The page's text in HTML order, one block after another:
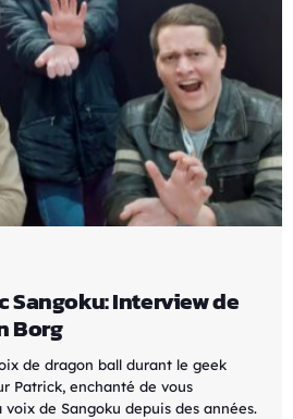
Sangoku: Interview de
Borg
de dragon ball durant le geek
Patrick, enchanté de vous
voix de Sangoku depuis des années.